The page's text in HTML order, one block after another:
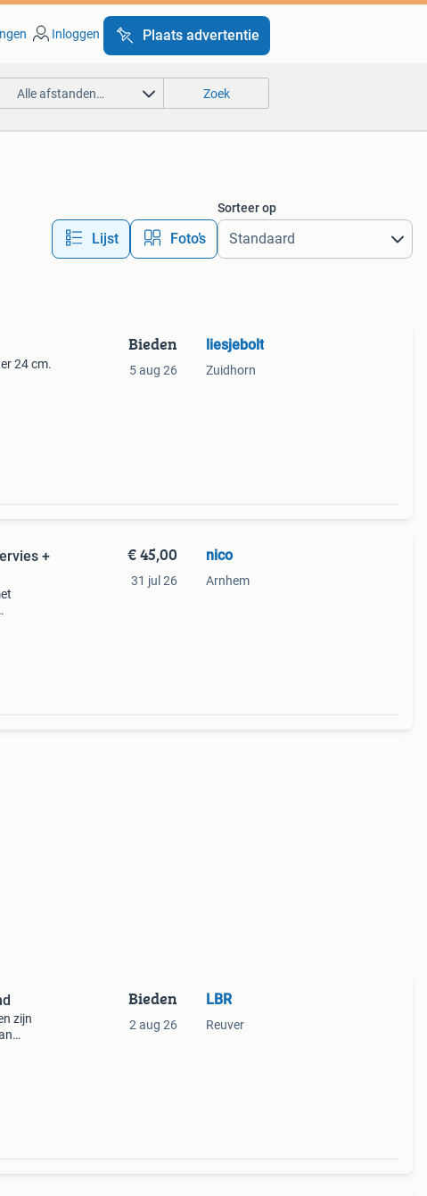
Inloggen Plaats advertentie
Alle afstanden… Zoek
Lijst Foto’s
Sorteer op
24 cm.
Bieden
5 aug 26
liesjebolt
Zuidhorn
+
€ 45,00
31 jul 26
nico
Arnhem
zijn
Bieden
2 aug 26
LBR
Reuver